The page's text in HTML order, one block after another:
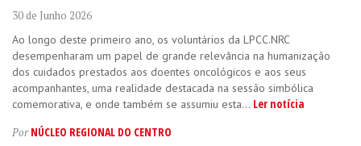
30 de Junho 2026
Ao longo deste primeiro ano, os voluntários da LPCC.NRC
desempenharam um papel de grande relevância na humanização
dos cuidados prestados aos doentes oncológicos e aos seus
acompanhantes, uma realidade destacada na sessão simbólica
comemorativa, e onde também se assumiu esta... Ler notícia
PorNÚCLEO REGIONAL DO CENTRO